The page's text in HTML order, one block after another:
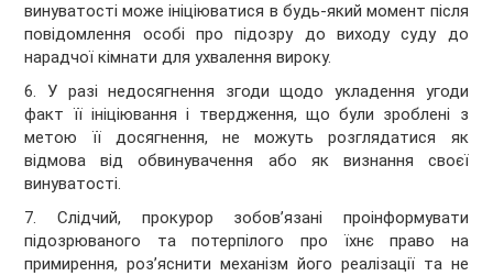
винуватості може ініціюватися в будь-який момент після
повідомлення особі про підозру до виходу суду до
нарадчої кімнати для ухвалення вироку.
6. У разі недосягнення згоди щодо укладення угоди
факт її ініціювання і твердження, що були зроблені з
метою її досягнення, не можуть розглядатися як
відмова від обвинувачення або як визнання своєї
винуватості.
7. Слідчий, прокурор зобов’язані проінформувати
підозрюваного та потерпілого про їхнє право на
примирення, роз’яснити механізм його реалізації та не